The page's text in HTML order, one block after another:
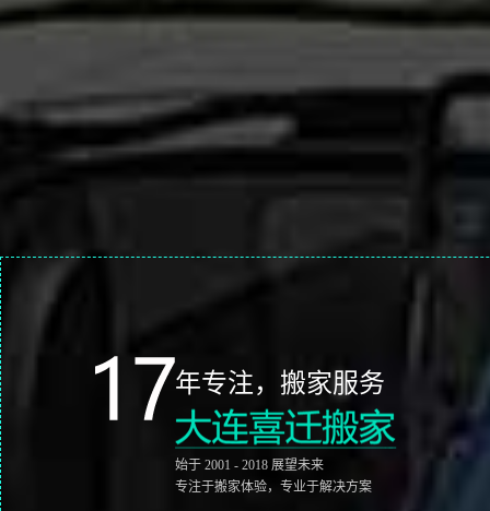
年专注，搬家服务
始于 2001 - 2018 展望未来
专注于搬家体验，专业于解决方案
搬家选择控，也醉了
不是非要高大上，只是醉心于服务
我们想，再上一个好搬家案例